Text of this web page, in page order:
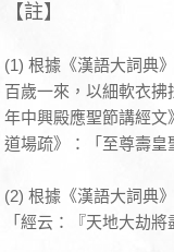
【註】
(1) 根據《漢語大詞典
百歲一來，以細軟衣
年中興殿應聖節講經
道場疏》：「至尊壽
(2) 根據《漢語大詞典
「經云：『天地大劫